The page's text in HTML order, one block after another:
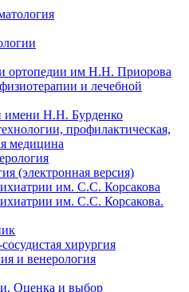
ортопедии им Н.Н. Приорова
и лечебной
имени Н.Н. Бурденко
профилактическая,
медицина
(электронная версия)
им. С.С. Корсакова
им. С.С. Корсакова.
хирургия
и венерология
Оценка и выбор